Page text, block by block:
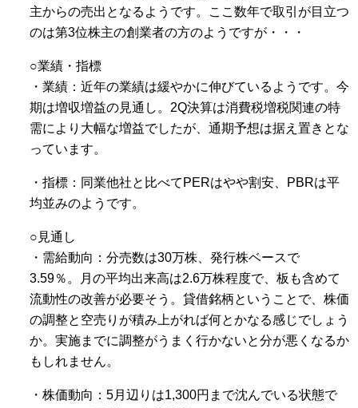
主からの売出となるようです。ここ数年で取引が目立つ
のは第3位株主の創業者の方のようですが・・・
○業績・指標
・業績：近年の業績は緩やかに伸びているようです。今
期は増収増益の見通し。2Q決算は消費税増税関連の特
需により大幅な増益でしたが、通期予想は据え置きとな
っています。
・指標：同業他社と比べてPERはやや割安、PBRは平
均並みのようです。
○見通し
・需給動向：分売数は30万株、発行株ベースで
3.59％。月の平均出来高は2.6万株程度で、板も含めて
流動性の改善が必要そう。貸借銘柄ということで、株価
の調整と空売りが積み上がれば何とかなる感じでしょう
か。実施までに調整がうまく行かないと分が悪くなるか
もしれません。
・株価動向：5月辺りは1,300円まで沈んでいる状態で